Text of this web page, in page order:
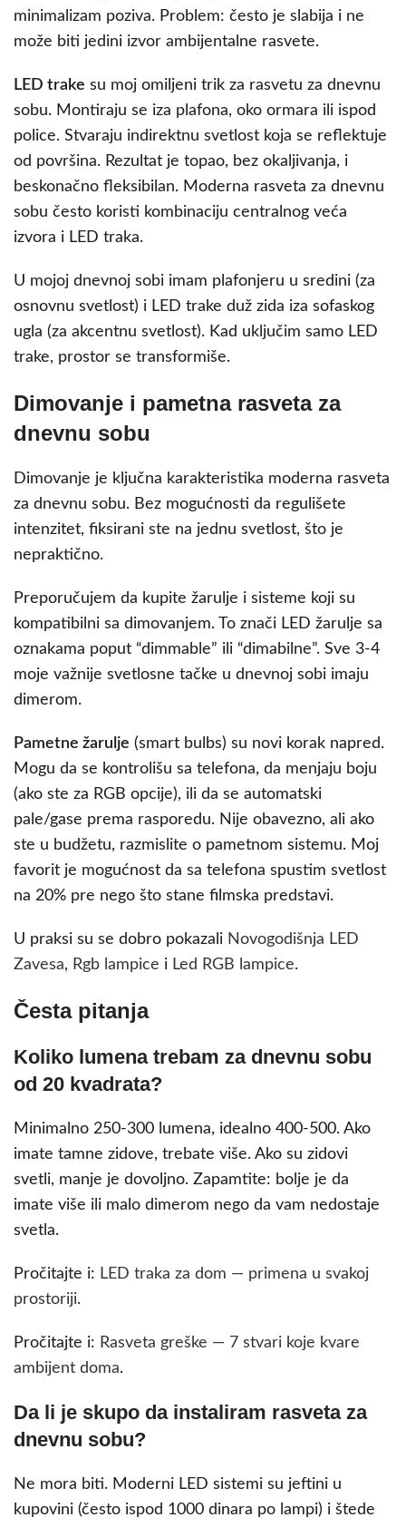
minimalizam poziva. Problem: često je slabija i ne
može biti jedini izvor ambijentalne rasvete.
LED trake su moj omiljeni trik za rasvetu za dnevnu
sobu. Montiraju se iza plafona, oko ormara ili ispod
police. Stvaraju indirektnu svetlost koja se reflektuje
od površina. Rezultat je topao, bez okaljivanja, i
beskonačno fleksibilan. Moderna rasveta za dnevnu
sobu često koristi kombinaciju centralnog veća
izvora i LED traka.
U mojoj dnevnoj sobi imam plafonjeru u sredini (za
osnovnu svetlost) i LED trake duž zida iza sofaskog
ugla (za akcentnu svetlost). Kad uključim samo LED
trake, prostor se transformiše.
Dimovanje i pametna rasveta za
dnevnu sobu
Dimovanje je ključna karakteristika moderna rasveta
za dnevnu sobu. Bez mogućnosti da regulišete
intenzitet, fiksirani ste na jednu svetlost, što je
nepraktično.
Preporučujem da kupite žarulje i sisteme koji su
kompatibilni sa dimovanjem. To znači LED žarulje sa
oznakama poput “dimmable” ili “dimabilne”. Sve 3-4
moje važnije svetlosne tačke u dnevnoj sobi imaju
dimerom.
Pametne žarulje (smart bulbs) su novi korak napred.
Mogu da se kontrolišu sa telefona, da menjaju boju
(ako ste za RGB opcije), ili da se automatski
pale/gase prema rasporedu. Nije obavezno, ali ako
ste u budžetu, razmislite o pametnom sistemu. Moj
favorit je mogućnost da sa telefona spustim svetlost
na 20% pre nego što stane filmska predstavi.
U praksi su se dobro pokazali Novogodišnja LED
Zavesa, Rgb lampice i Led RGB lampice.
Česta pitanja
Koliko lumena trebam za dnevnu sobu
od 20 kvadrata?
Minimalno 250-300 lumena, idealno 400-500. Ako
imate tamne zidove, trebate više. Ako su zidovi
svetli, manje je dovoljno. Zapamtite: bolje je da
imate više ili malo dimerom nego da vam nedostaje
svetla.
Pročitajte i: LED traka za dom — primena u svakoj
prostoriji.
Pročitajte i: Rasveta greške — 7 stvari koje kvare
ambijent doma.
Da li je skupo da instaliram rasveta za
dnevnu sobu?
Ne mora biti. Moderni LED sistemi su jeftini u
kupovini (često ispod 1000 dinara po lampi) i štede